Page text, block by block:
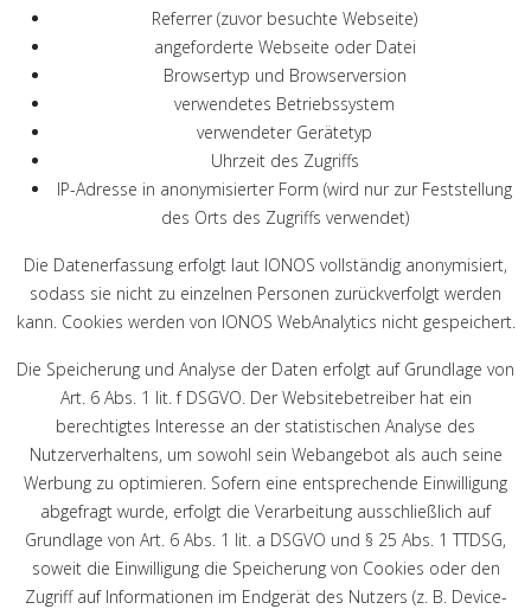
Referrer (zuvor besuchte Webseite)
angeforderte Webseite oder Datei
Browsertyp und Browserversion
verwendetes Betriebssystem
verwendeter Gerätetyp
Uhrzeit des Zugriffs
IP-Adresse in anonymisierter Form (wird nur zur Feststellung
des Orts des Zugriffs verwendet)
Die Datenerfassung erfolgt laut IONOS vollständig anonymisiert,
sodass sie nicht zu einzelnen Personen zurückverfolgt werden
kann. Cookies werden von IONOS WebAnalytics nicht gespeichert.
Die Speicherung und Analyse der Daten erfolgt auf Grundlage von
Art. 6 Abs. 1 lit. f DSGVO. Der Websitebetreiber hat ein
berechtigtes Interesse an der statistischen Analyse des
Nutzerverhaltens, um sowohl sein Webangebot als auch seine
Werbung zu optimieren. Sofern eine entsprechende Einwilligung
abgefragt wurde, erfolgt die Verarbeitung ausschließlich auf
Grundlage von Art. 6 Abs. 1 lit. a DSGVO und § 25 Abs. 1 TTDSG,
soweit die Einwilligung die Speicherung von Cookies oder den
Zugriff auf Informationen im Endgerät des Nutzers (z. B. Device-